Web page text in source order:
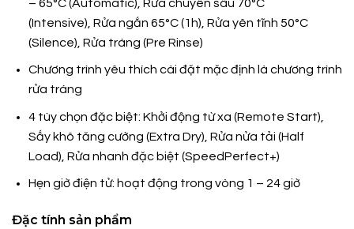
– 65°C (Automatic), Rửa chuyên sâu 70°C
(Intensive), Rửa ngắn 65°C (1h), Rửa yên tĩnh 50°C
(Silence), Rửa tráng (Pre Rinse)
Chương trình yêu thích cài đặt mặc định là chương trình
rửa tráng
4 tùy chọn đặc biệt: Khởi động từ xa (Remote Start),
Sấy khô tăng cường (Extra Dry), Rửa nửa tải (Half
Load), Rửa nhanh đặc biệt (SpeedPerfect+)
Hẹn giờ điện tử: hoạt động trong vòng 1 – 24 giờ
Đặc tính sản phẩm